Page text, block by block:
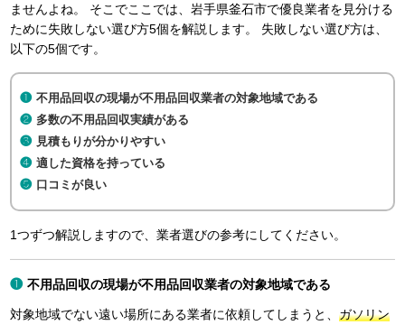
ませんよね。 そこでここでは、岩手県釜石市で優良業者を見分ける
ために失敗しない選び方5個を解説します。 失敗しない選び方は、
以下の5個です。
不用品回収の現場が不用品回収業者の対象地域である
多数の不用品回収実績がある
見積もりが分かりやすい
適した資格を持っている
口コミが良い
1つずつ解説しますので、業者選びの参考にしてください。
不用品回収の現場が不用品回収業者の対象地域である
対象地域でない遠い場所にある業者に依頼してしまうと、ガソリン